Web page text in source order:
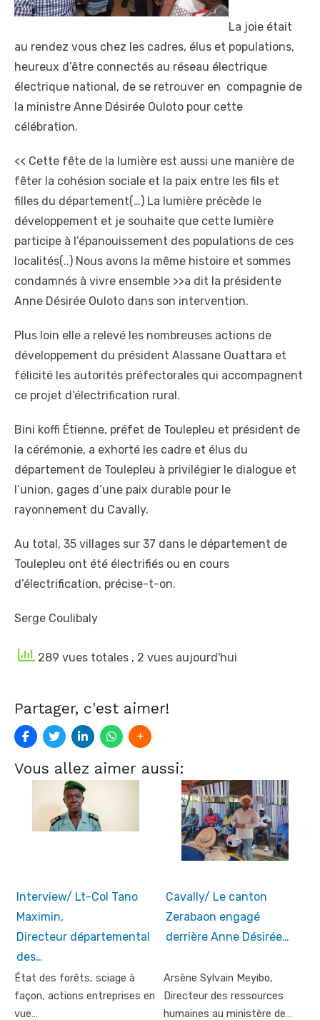
La joie était
au rendez vous chez les cadres, élus et populations,
heureux d’être connectés au réseau électrique
électrique national, de se retrouver en compagnie de
la ministre Anne Désirée Ouloto pour cette
célébration.
<< Cette fête de la lumière est aussi une manière de
fêter la cohésion sociale et la paix entre les fils et
filles du département(…) La lumière précède le
développement et je souhaite que cette lumière
participe à l’épanouissement des populations de ces
localités(..) Nous avons la même histoire et sommes
condamnés à vivre ensemble >>a dit la présidente
Anne Désirée Ouloto dans son intervention.
Plus loin elle a relevé les nombreuses actions de
développement du président Alassane Ouattara et
félicité les autorités préfectorales qui accompagnent
ce projet d’électrification rural.
Bini koffi Étienne, préfet de Toulepleu et président de
la cérémonie, a exhorté les cadre et élus du
département de Toulepleu à privilégier le dialogue et
l’union, gages d’une paix durable pour le
rayonnement du Cavally.
Au total, 35 villages sur 37 dans le département de
Toulepleu ont été électrifiés ou en cours
d’électrification, précise-t-on.
Serge Coulibaly
289 vues totales , 2 vues aujourd'hui
Partager, c'est aimer!
Vous allez aimer aussi:
Interview/ Lt-Col Tano
Maximin,
Directeur départemental
des…
État des forêts, sciage à
façon, actions entreprises en
vue…
Cavally/ Le canton
Zerabaon engagé
derrière Anne Désirée…
Arsène Sylvain Meyibo,
Directeur des ressources
humaines au ministère de…